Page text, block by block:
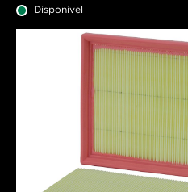
Disponível